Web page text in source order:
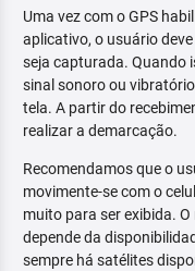
Uma vez com o GPS
aplicativo, o usuário
seja capturada. Quando
sinal sonoro ou
tela. A partir do
realizar a demarcação.
Recomendamos que o
movimente-se com o
muito para ser exibida.
depende da
sempre há satélites